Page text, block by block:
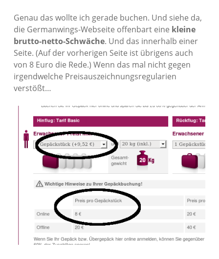
Genau das wollte ich gerade buchen. Und siehe da,
die Germanwings-Webseite offenbart eine kleine
brutto-netto-Schwäche. Und das innerhalb einer
Seite. (Auf der vorherigen Seite ist übrigens auch
von 8 Euro die Rede.) Wenn das mal nicht gegen
irgendwelche Preisauszeichnungsregularien
verstößt…